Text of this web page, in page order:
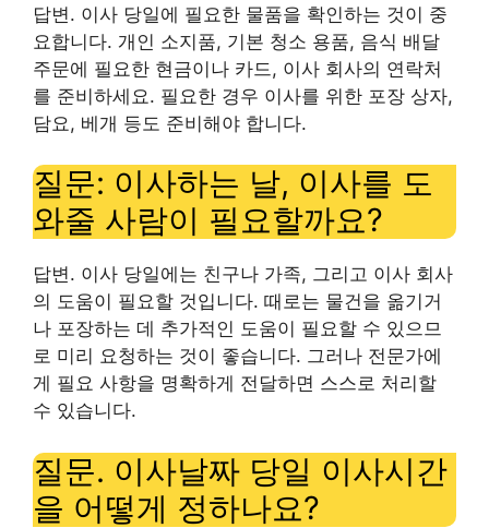
답변. 이사 당일에 필요한 물품을 확인하는 것이 중
요합니다. 개인 소지품, 기본 청소 용품, 음식 배달
주문에 필요한 현금이나 카드, 이사 회사의 연락처
를 준비하세요. 필요한 경우 이사를 위한 포장 상자,
담요, 베개 등도 준비해야 합니다.
질문: 이사하는 날, 이사를 도
와줄 사람이 필요할까요?
답변. 이사 당일에는 친구나 가족, 그리고 이사 회사
의 도움이 필요할 것입니다. 때로는 물건을 옮기거
나 포장하는 데 추가적인 도움이 필요할 수 있으므
로 미리 요청하는 것이 좋습니다. 그러나 전문가에
게 필요 사항을 명확하게 전달하면 스스로 처리할
수 있습니다.
질문. 이사날짜 당일 이사시간
을 어떻게 정하나요?